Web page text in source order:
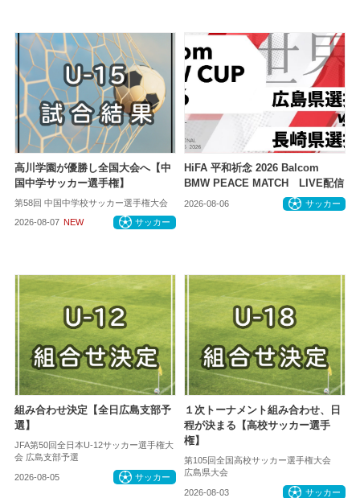
高川学園が優勝し全国大会へ【中
国中学サッカー選手権】
第58回 中国中学校サッカー選手権大会
2026-08-07 NEW サッカー
HiFA 平和祈念 2026 Balcom
BMW PEACE MATCH LIVE配信
2026-08-06 サッカー
組み合わせ決定【全日広島支部予
選】
JFA第50回全日本U-12サッカー選手権大
会 広島支部予選
2026-08-05 サッカー
１次トーナメント組み合わせ、日
程が決まる【高校サッカー選手
権】
第105回全国高校サッカー選手権大会
広島県大会
2026-08-03 サッカー